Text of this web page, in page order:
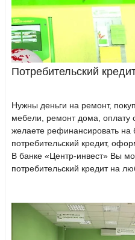
Потребительский
Нужны деньги на ремонт,
мебели, ремонт дома, оплату
желаете рефинансировать на
потребительский кредит,
В банке «Центр-инвест» Вы
потребительский кредит на